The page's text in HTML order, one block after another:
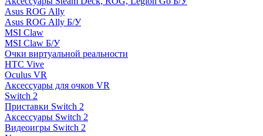
Asus ROG Ally
Asus ROG Ally Б/У
MSI Claw
MSI Claw Б/У
Очки виртуальной реальности
HTC Vive
Oculus VR
Аксессуары для очков VR
Switch 2
Приставки Switch 2
Аксессуары Switch 2
Видеоигры Switch 2